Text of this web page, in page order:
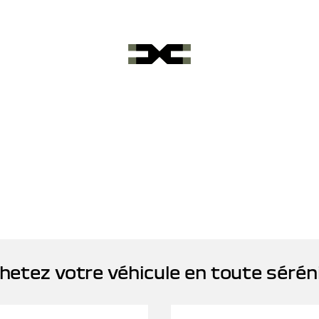
votre véhicule en toute